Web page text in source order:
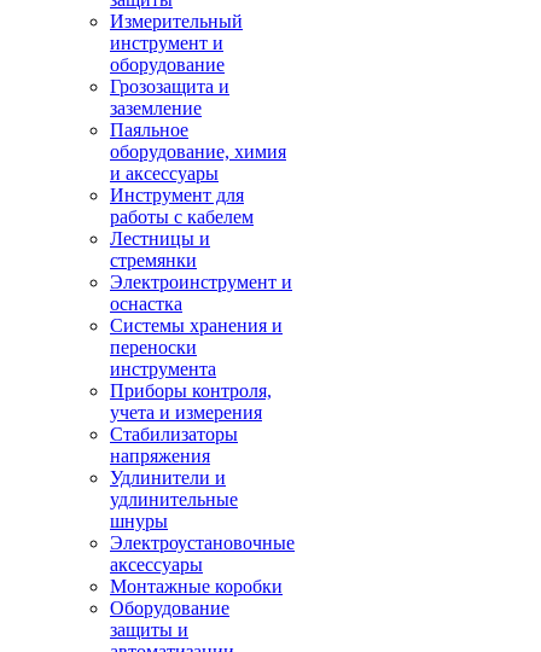
Измерительный
инструмент и
оборудование
Грозозащита и
заземление
Паяльное
оборудование, химия
и аксессуары
Инструмент для
работы с кабелем
Лестницы и
стремянки
Электроинструмент и
оснастка
Системы хранения и
переноски
инструмента
Приборы контроля,
учета и измерения
Стабилизаторы
напряжения
Удлинители и
удлинительные
шнуры
Электроустановочные
аксессуары
Монтажные коробки
Оборудование
защиты и